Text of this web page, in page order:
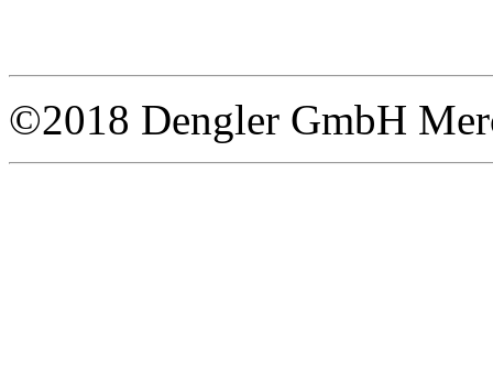
©2018 Dengler GmbH